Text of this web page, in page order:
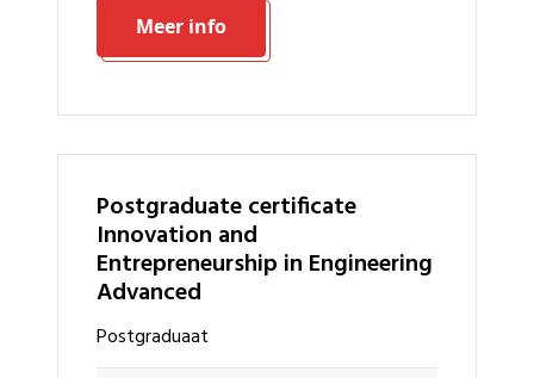
Meer info
Postgraduate certificate
Innovation and
Entrepreneurship in Engineering
Advanced
Postgraduaat